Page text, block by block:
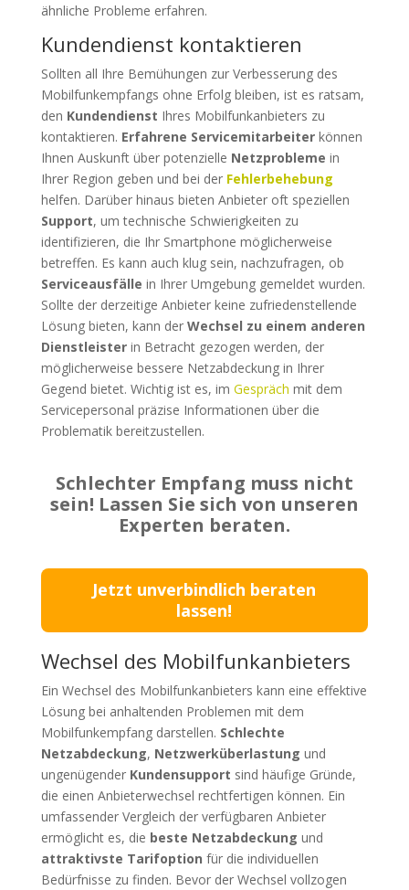
ähnliche Probleme erfahren.
Kundendienst kontaktieren
Sollten all Ihre Bemühungen zur Verbesserung des
Mobilfunkempfangs ohne Erfolg bleiben, ist es ratsam,
den Kundendienst Ihres Mobilfunkanbieters zu
kontaktieren. Erfahrene Servicemitarbeiterkönnen
Ihnen Auskunft über potenzielle Netzprobleme in
Ihrer Region geben und bei der Fehlerbehebung
helfen. Darüber hinaus bieten Anbieter oft speziellen
Support, um technische Schwierigkeiten zu
identifizieren, die Ihr Smartphone möglicherweise
betreffen. Es kann auch klug sein, nachzufragen, ob
Serviceausfälle in Ihrer Umgebung gemeldet wurden.
Sollte der derzeitige Anbieter keine zufriedenstellende
Lösung bieten, kann der Wechsel zu einem anderen
Dienstleisterin Betracht gezogen werden, der
möglicherweise bessere Netzabdeckung in Ihrer
Gegend bietet. Wichtig ist es, im Gespräch mit dem
Servicepersonal präzise Informationen über die
Problematik bereitzustellen.
Schlechter Empfang muss nicht
sein! Lassen Sie sich von unseren
Experten beraten.
Jetzt unverbindlich beraten
lassen!
Wechsel des Mobilfunkanbieters
Ein Wechsel des Mobilfunkanbieters kann eine effektive
Lösung bei anhaltenden Problemen mit dem
Mobilfunkempfang darstellen. Schlechte
Netzabdeckung, Netzwerküberlastung und
ungenügender Kundensupport sind häufige Gründe,
die einen Anbieterwechsel rechtfertigen können. Ein
umfassender Vergleich der verfügbaren Anbieter
ermöglicht es, die beste Netzabdeckung und
attraktivste Tarifoption für die individuellen
Bedürfnisse zu finden. Bevor der Wechsel vollzogen